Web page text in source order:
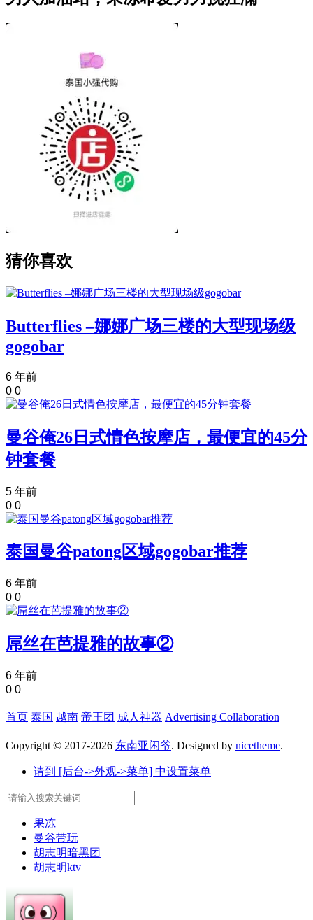
猜你喜欢
Butterflies –娜娜广场三楼的大型现场级
gogobar
6 年前
0 0
曼谷俺26日式情色按摩店，最便宜的45分
钟套餐
5 年前
0 0
泰国曼谷patong区域gogobar推荐
6 年前
0 0
屌丝在芭提雅的故事②
6 年前
0 0
首页 泰国 越南 帝王团 成人神器 Advertising Collaboration
Copyright © 2017-2026 东南亚闲爷. Designed by nicetheme.
请到 [后台->外观->菜单] 中设置菜单
果冻
曼谷带玩
胡志明暗黑团
胡志明ktv